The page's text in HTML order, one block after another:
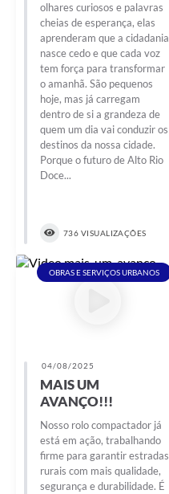
olhares curiosos e palavras
cheias de esperança, elas
aprenderam que a cidadania
nasce cedo e que cada voz
tem força para transformar
o amanhã. São pequenos
hoje, mas já carregam
dentro de si a grandeza de
quem um dia vai conduzir os
destinos da nossa cidade.
Porque o futuro de Alto Rio
Doce...
736 VISUALIZAÇÕES
OBRAS E SERVIÇOS URBANOS
04/08/2025
MAIS UM
AVANÇO!!!
Nosso rolo compactador já
está em ação, trabalhando
firme para garantir estradas
rurais com mais qualidade,
segurança e durabilidade. É